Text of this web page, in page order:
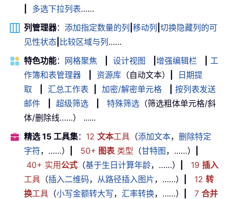
多选下拉列表……
列管理器： 添加指定数量的列 移动列 切换隐藏列的可
见性状态 比较区域与列……
特色功能： 网格聚焦 设计视图 增强编辑栏
工
作簿和表管理器
资源库 （自动文本）
日期提
取
汇总工作表 加密/解密单元格
按列表发送
邮件
超级筛选 特殊筛选 （筛选粗体单元格/斜
体/删除线……） ......
精选 15 工具集： 12 文本工具 （添加文本， 删除特定
字符，……） 50+ 图表 类型 （甘特图，……）
40+ 实用公式 （基于生日计算年龄，……） 19 插入
工具 （插入二维码， 从路径插入图片，……） 12 转
换工具 （小写金额转大写， 汇率转换，……） 7 合并